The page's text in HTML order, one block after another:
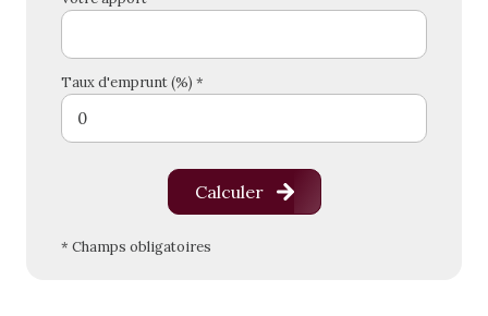
Taux d'emprunt (%) *
Calculer
* Champs obligatoires